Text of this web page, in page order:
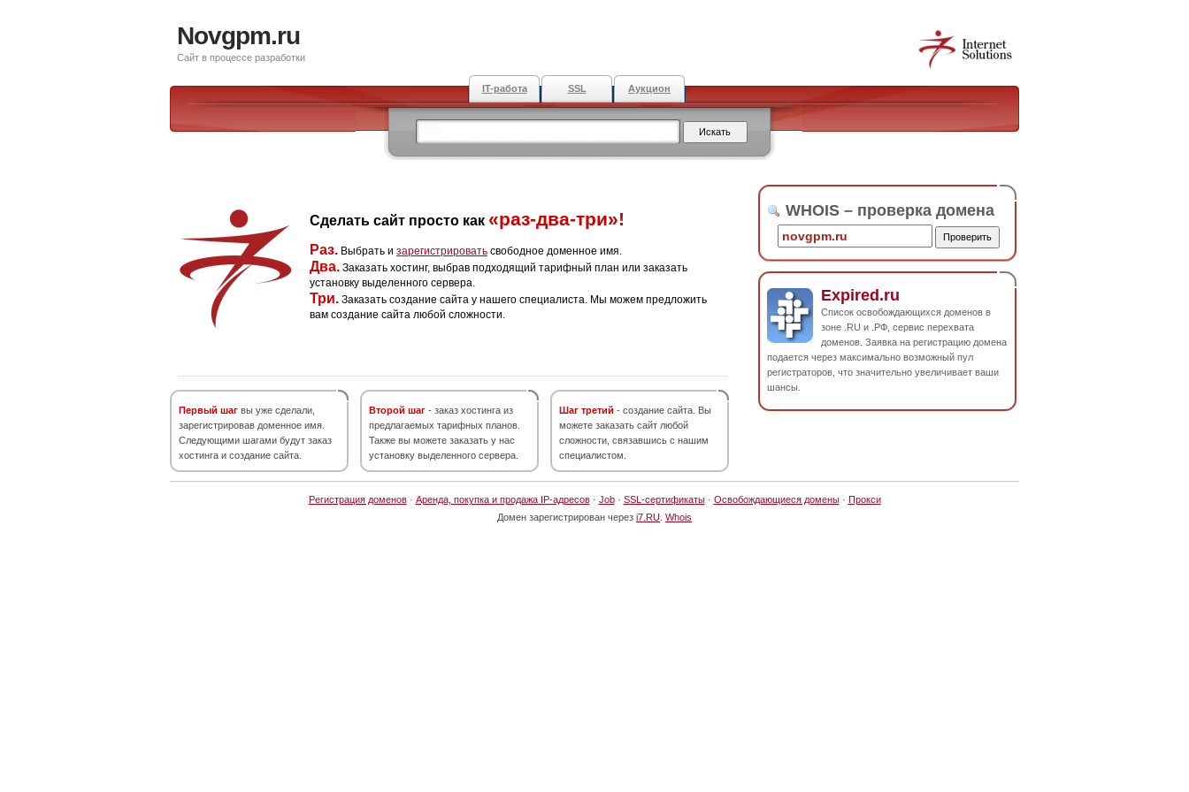
Novgpm.ru
Сайт в процессе разработки
IT-работа SSL Аукцион
Сделать сайт просто как «раз-два-три»!
Раз. Выбрать и зарегистрировать свободное доменное имя.
Два. Заказать хостинг, выбрав подходящий тарифный план или заказать
установку выделенного сервера.
Три. Заказать создание сайта у нашего специалиста. Мы можем предложить
вам создание сайта любой сложности.
Первый шаг вы уже сделали,
зарегистрировав доменное имя.
Следующими шагами будут заказ
хостинга и создание сайта.
Второй шаг - заказ хостинга из
предлагаемых тарифных планов.
Также вы можете заказать у нас
установку выделенного сервера.
Шаг третий - создание сайта. Вы
можете заказать сайт любой
сложности, связавшись с нашим
специалистом.
WHOIS – проверка домена
Expired.ru
Список освобождающихся доменов в
зоне .RU и .РФ, сервис перехвата
доменов. Заявка на регистрацию домена
подается через максимально возможный пул
регистраторов, что значительно увеличивает ваши
шансы.
Регистрация доменов· Аренда, покупка и продажа IP-адресов· Job· SSL-сертификаты· Освобождающиеся домены· Прокси
Домен зарегистрирован через i7.RU Whois